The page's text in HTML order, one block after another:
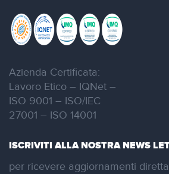
Azienda Certificata:
Lavoro Etico – IQNet –
ISO 9001 – ISO/IEC
27001 – ISO 14001
ISCRIVITI ALLA NOSTRA NEWS
per ricevere aggiornamenti